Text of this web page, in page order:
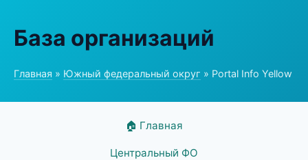
База организаций
Главная » Южный федеральный округ » Portal Info Yellow
🏠 Главная
Центральный ФО